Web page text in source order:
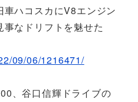
車ハコスカにV8エンジン
なドリフトを魅せた
09/06/1216471/
、谷口信輝ドライブの